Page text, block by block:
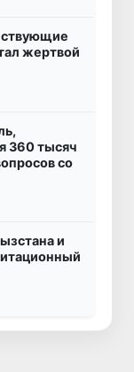
жертвой
360 тысяч
со
и